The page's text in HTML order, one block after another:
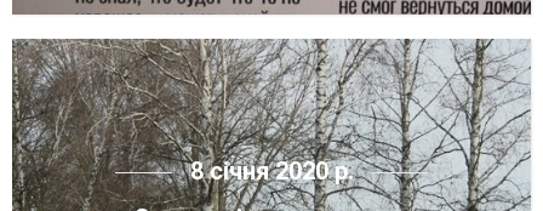
8 січня 2020 р.